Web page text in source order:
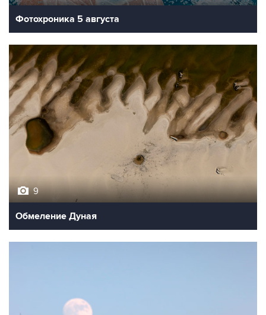
Фотохроника 5 августа
9
Обмеление Дуная